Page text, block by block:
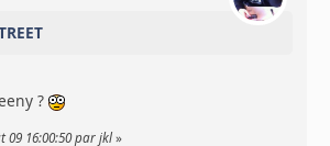
?
09 16:00:50 par jkl»